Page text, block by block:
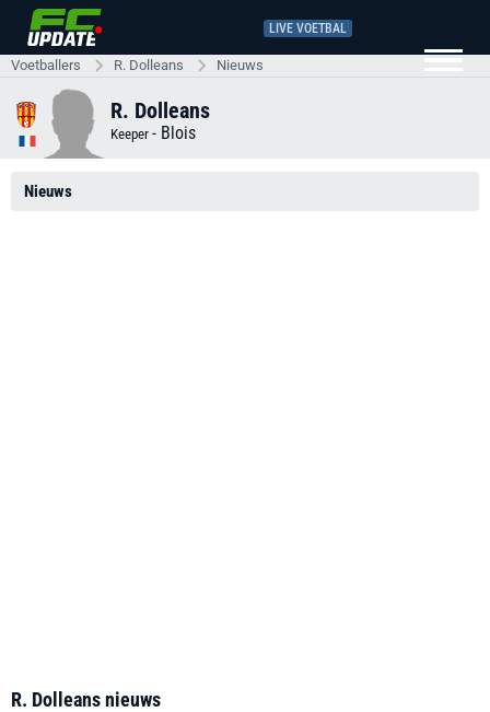
LIVE VOETBAL
Voetballers R. Dolleans Nieuws
R. Dolleans
Keeper - Blois
Nieuws
R. Dolleans nieuws